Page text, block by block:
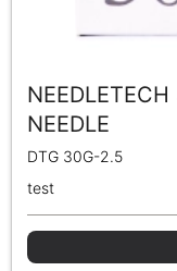
NEEDLE
DTG 30G-2.5
test